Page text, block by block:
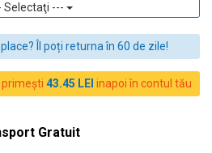
Selectaţi ---
Îl poți returna în 60 de zile!
primești 43.45 LEI inapoi în contul tău
Gratuit